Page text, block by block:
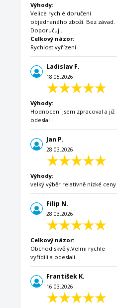
Výhody:
Velice rychlé doručení
objednaného zboží. Bez závad.
Doporučuji.
Celkový názor:
Rychlost vyřízení.
Ladislav F.
18.05.2026
Výhody:
Hodnocení jsem zpracoval a již
odeslal !
Jan P.
28.03.2026
Výhody:
velký výběr relativně nízké ceny
Filip N.
28.03.2026
Celkový názor:
Obchod skvělý.Velmi rychle
vyřídili a odeslali.
František K.
16.03.2026